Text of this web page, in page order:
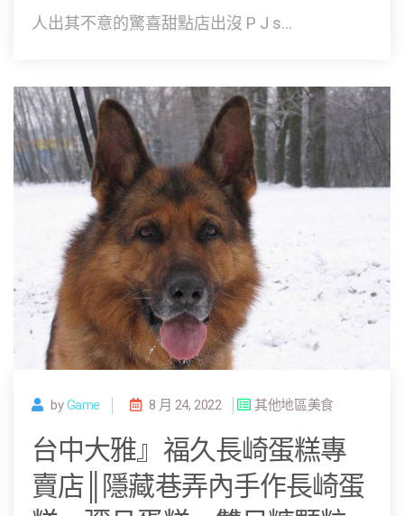
人出其不意的驚喜甜點店出沒 P J s...
byGame 8 月 24, 2022 其他地區美食
台中大雅』福久長崎蛋糕專
賣店║隱藏巷弄內手作長崎蛋